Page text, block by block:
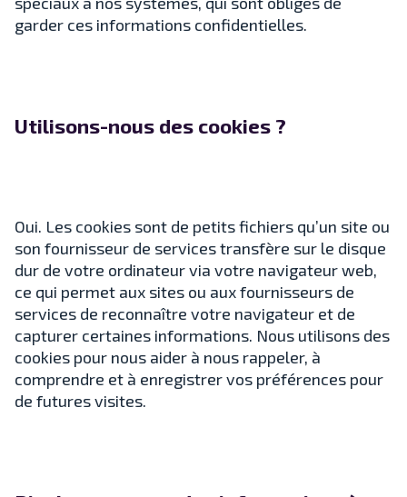
garder ces informations confidentielles.
Utilisons-nous des cookies ?
Oui. Les cookies sont de petits fichiers qu’un site ou
son fournisseur de services transfère sur le disque
dur de votre ordinateur via votre navigateur web,
ce qui permet aux sites ou aux fournisseurs de
services de reconnaître votre navigateur et de
capturer certaines informations. Nous utilisons des
cookies pour nous aider à nous rappeler, à
comprendre et à enregistrer vos préférences pour
de futures visites.